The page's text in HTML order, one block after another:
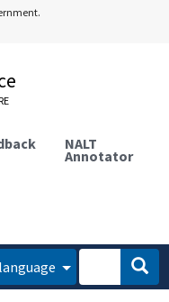
NALT
Annotator